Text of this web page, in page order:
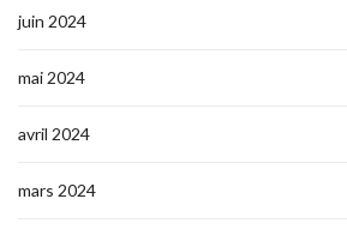
juin 2024
mai 2024
avril 2024
mars 2024